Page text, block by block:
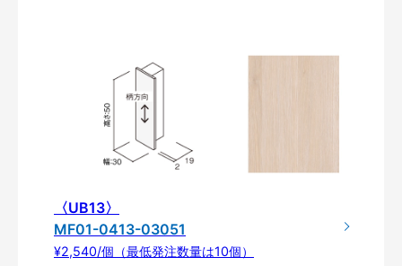
〈UB13〉
MF01-0413-03051
¥2,540/個（最低発注数量は10個）